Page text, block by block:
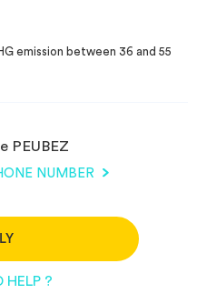
emission between 36 and 55
PEUBEZ
NUMBER
HELP ?